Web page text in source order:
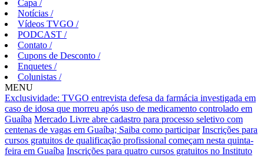
Capa /
Notícias /
Vídeos TVGO /
PODCAST /
Contato /
Cupons de Desconto /
Enquetes /
Colunistas /
MENU
Exclusividade: TVGO entrevista defesa da farmácia investigada em
caso de idosa que morreu após uso de medicamento controlado em
Guaíba Mercado Livre abre cadastro para processo seletivo com
centenas de vagas em Guaíba; Saiba como participar Inscrições para
cursos gratuitos de qualificação profissional começam nesta quinta-
feira em Guaíba Inscrições para quatro cursos gratuitos no Instituto